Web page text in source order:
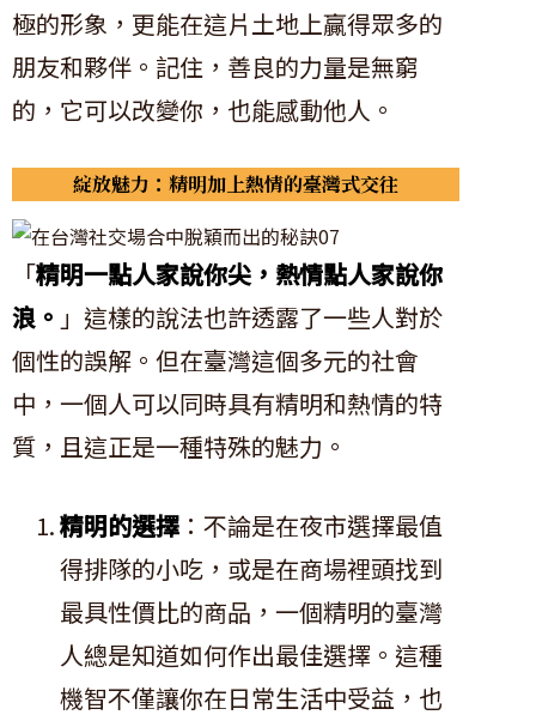
極的形象，更能在這片土地上贏得眾多的
朋友和夥伴。記住，善良的力量是無窮
的，它可以改變你，也能感動他人。
綻放魅力：精明加上熱情的臺灣式交往
「精明一點人家說你尖，熱情點人家說你
浪。 」這樣的說法也許透露了一些人對於
個性的誤解。但在臺灣這個多元的社會
中，一個人可以同時具有精明和熱情的特
質，且這正是一種特殊的魅力。
精明的選擇 ：不論是在夜市選擇最值
得排隊的小吃，或是在商場裡頭找到
最具性價比的商品，一個精明的臺灣
人總是知道如何作出最佳選擇。這種
機智不僅讓你在日常生活中受益，也